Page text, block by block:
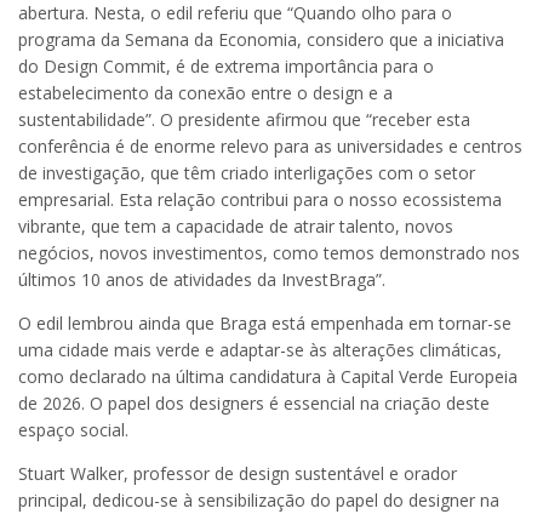
abertura. Nesta, o edil referiu que “Quando olho para o
programa da Semana da Economia, considero que a iniciativa
do Design Commit, é de extrema importância para o
estabelecimento da conexão entre o design e a
sustentabilidade”. O presidente afirmou que “receber esta
conferência é de enorme relevo para as universidades e centros
de investigação, que têm criado interligações com o setor
empresarial. Esta relação contribui para o nosso ecossistema
vibrante, que tem a capacidade de atrair talento, novos
negócios, novos investimentos, como temos demonstrado nos
últimos 10 anos de atividades da InvestBraga”.
O edil lembrou ainda que Braga está empenhada em tornar-se
uma cidade mais verde e adaptar-se às alterações climáticas,
como declarado na última candidatura à Capital Verde Europeia
de 2026. O papel dos designers é essencial na criação deste
espaço social.
Stuart Walker, professor de design sustentável e orador
principal, dedicou-se à sensibilização do papel do designer na